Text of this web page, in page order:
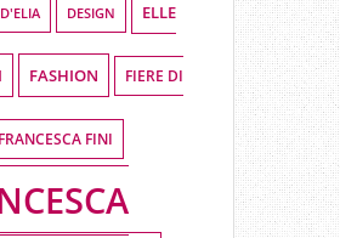
DESIGN ELLE
FASHION FIERE DI
FRANCESCA FINI